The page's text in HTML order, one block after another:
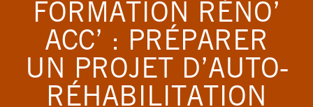
FORMATION RÉNO’
ACC’ : PRÉPARER
UN PROJET D’AUTO-
RÉHABILITATION